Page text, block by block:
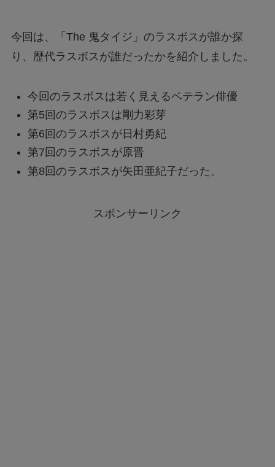
今回は、「The 鬼タイジ」のラスボスが誰か探
り、歴代ラスボスが誰だったかを紹介しました。
今回のラスボスは若く見えるベテラン俳優
第5回のラスボスは剛力彩芽
第6回のラスボスが日村勇紀
第7回のラスボスが原晋
第8回のラスボスが矢田亜紀子だった。
スポンサーリンク